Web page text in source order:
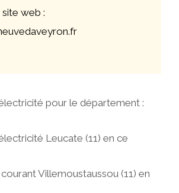
site web :
pour le département :
Leucate (11) en ce
Villemoustaussou (11) en